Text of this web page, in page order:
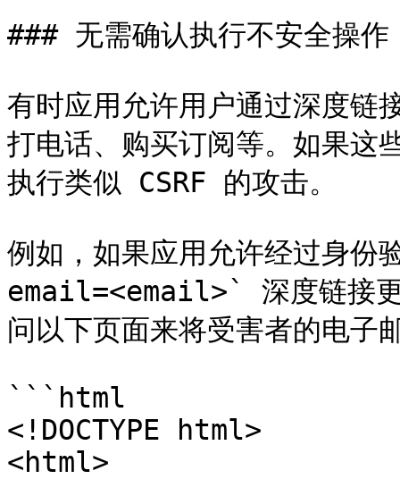
### 无需确认执行不安全操作
有时应用允许用户通过深度链
打电话、购买订阅等。如果这
执行类似 CSRF 的攻击。
例如，如果应用允许经过身
email=<email>` 深度链接更
问以下页面来将受害者的电子
```html
<!DOCTYPE html>
<html>